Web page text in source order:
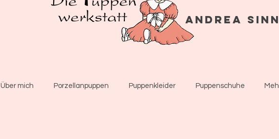
Andrea
Über mich Porzellanpuppen Puppenkleider Puppenschuhe